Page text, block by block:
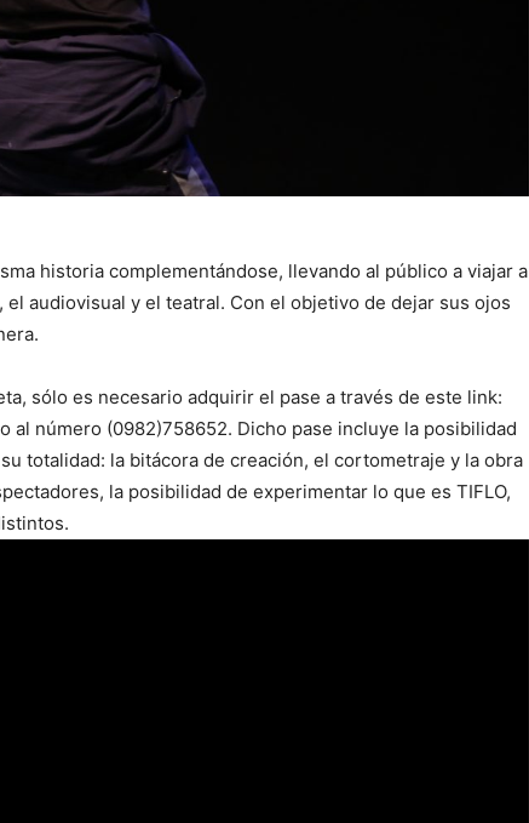
historia complementándose, llevando al público a viajar a
audiovisual y el teatral. Con el objetivo de dejar sus ojos
sólo es necesario adquirir el pase a través de este link:
o al número (0982)758652. Dicho pase incluye la posibilidad
totalidad: la bitácora de creación, el cortometraje y la obra
la posibilidad de experimentar lo que es TIFLO,